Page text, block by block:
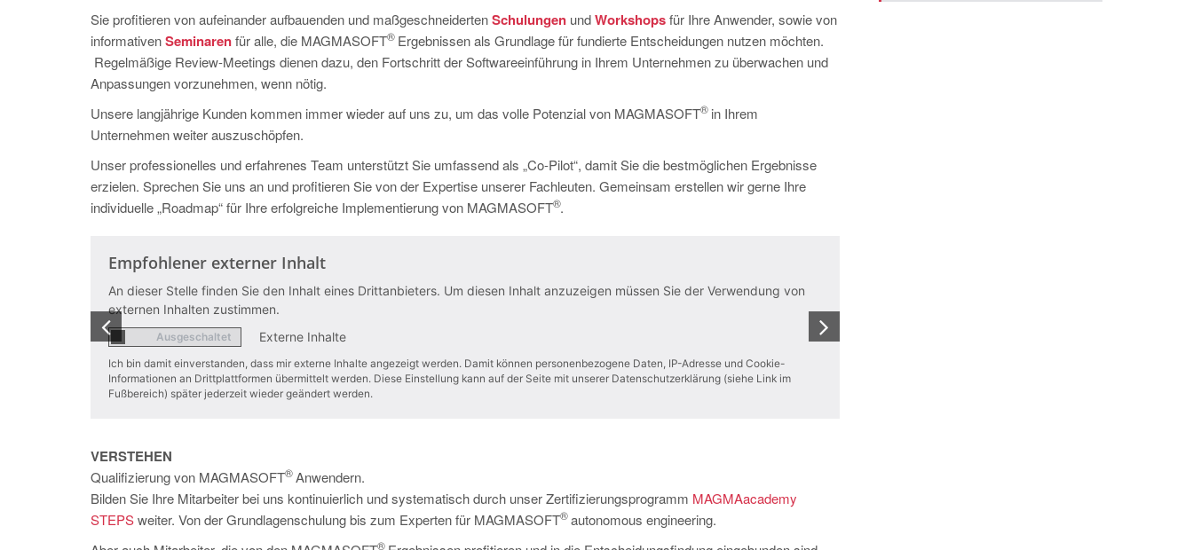
Sie profitieren von aufeinander aufbauenden und maßgeschneidertenSchulungen undWorkshopsfür Ihre Anwender, sowie von
informativenSeminarenfür alle, die MAGMASOFT
®Ergebnissen als Grundlage für fundierte Entscheidungen nutzen möchten.
Regelmäßige Review-Meetings dienen dazu, den Fortschritt der Softwareeinführung in Ihrem Unternehmen zu überwachen und
Anpassungen vorzunehmen, wenn nötig.
Unsere langjährige Kunden kommen immer wieder auf uns zu, um das volle Potenzial von MAGMASOFT
®in Ihrem
Unternehmen weiter auszuschöpfen.
Unser professionelles und erfahrenes Team unterstützt Sie umfassend als „Co-Pilot“, damit Sie die bestmöglichen Ergebnisse
erzielen. Sprechen Sie uns an und profitieren Sie von der Expertise unserer Fachleuten. Gemeinsam erstellen wir gerne Ihre
individuelle „Roadmap“ für Ihre erfolgreiche Implementierung von MAGMASOFT
®.
Empfohlener externer Inhalt
An dieser Stelle finden Sie den Inhalt eines Drittanbieters. Um diesen Inhalt anzuzeigen müssen Sie der Verwendung von
externen Inhalten zustimmen.
Externe Inhalte
Ich bin damit einverstanden, dass mir externe Inhalte angezeigt werden. Damit können personenbezogene Daten, IP-Adresse und Cookie-
Informationen an Drittplattformen übermittelt werden. Diese Einstellung kann auf der Seite mit unserer Datenschutzerklärung (siehe Link im
Fußbereich) später jederzeit wieder geändert werden.
VERSTEHEN
Qualifizierung von MAGMASOFT
®Anwendern.
Bilden Sie Ihre Mitarbeiter bei uns kontinuierlich und systematisch durch unser Zertifizierungsprogramm MAGMAacademy
STEPSweiter. Von der Grundlagenschulung bis zum Experten für MAGMASOFT
®autonomous engineering.
®